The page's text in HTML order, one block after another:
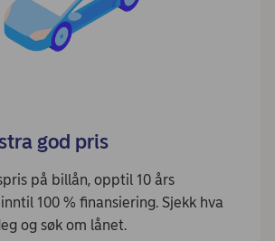
god pris
på billån, opptil 10 års
100 % finansiering. Sjekk hva
og søk om lånet.